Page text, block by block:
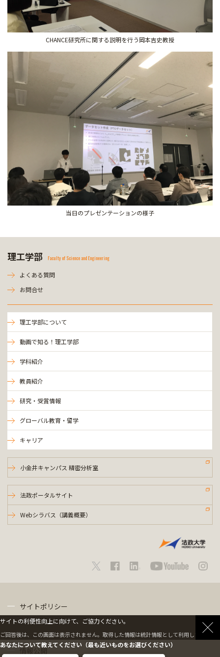
CHANCE研究所に関する説明を行う岡本吉史教授
当日のプレゼンテーションの様子
理工学部 Faculty of Science and Engineering
よくある質問
お問合せ
理工学部について
動画で知る！理工学部
学科紹介
教員紹介
研究・受賞情報
グローバル教育・留学
キャリア
小金井キャンパス 精密分析室
法政ポータルサイト
Webシラバス（講義概要）
サイトポリシー
情報公開
サイトの利便性向上に向けて、ご協力ください。
ご回答後は、この画面は表示されません。取得した情報は統計情報として利用します。
あなたについて教えてください（最も近いものをお選びください）